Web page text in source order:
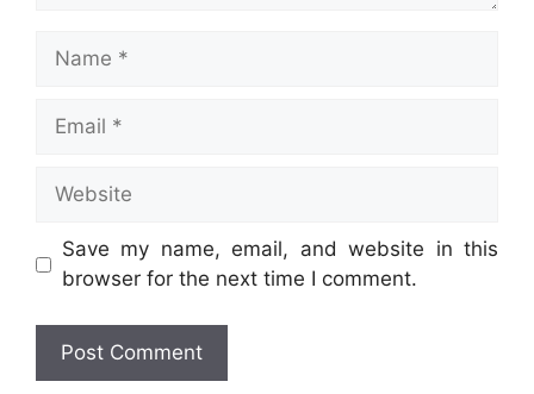
Name
Email
Website
Save my name, email, and website in this
browser for the next time I comment.